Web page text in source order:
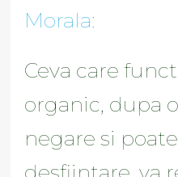
Morala:
Ceva care
organic, dupa
negare si